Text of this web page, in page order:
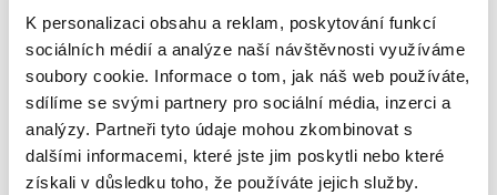
K personalizaci obsahu a reklam, poskytování funkcí
sociálních médií a analýze naší návštěvnosti využíváme
soubory cookie. Informace o tom, jak náš web používáte,
sdílíme se svými partnery pro sociální média, inzerci a
analýzy. Partneři tyto údaje mohou zkombinovat s
dalšími informacemi, které jste jim poskytli nebo které
získali v důsledku toho, že používáte jejich služby.